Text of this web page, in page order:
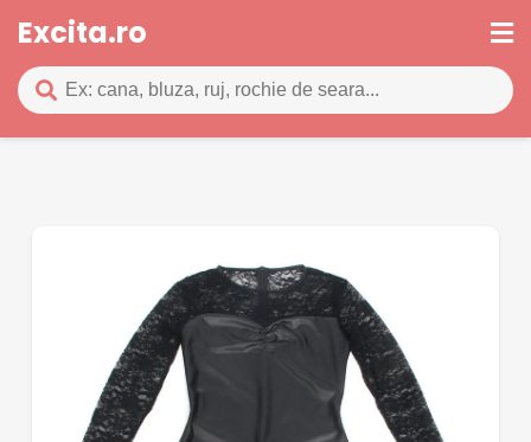
Excita.ro